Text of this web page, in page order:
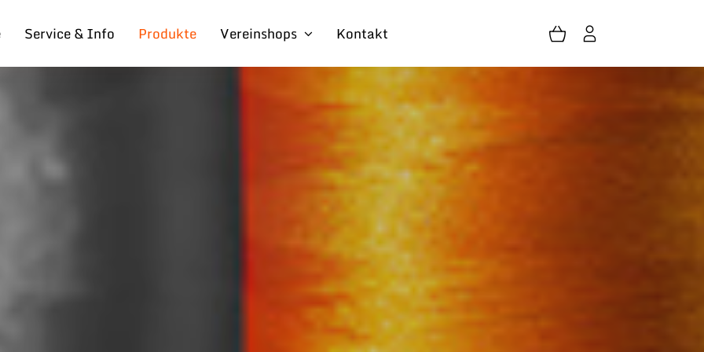
Service & Info Produkte Vereinshops Kontakt